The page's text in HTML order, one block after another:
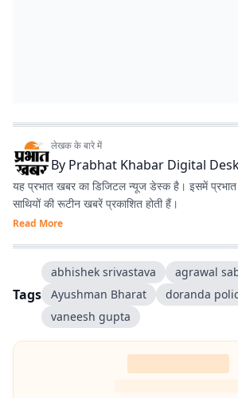
लेखक के बारे में
By Prabhat Khabar Digital
यह प्रभात खबर का डिजिटल न्यूज डेस्क है। इसमें
साथियों की रूटीन खबरें प्रकाशित होती हैं।
Read More
Tags
abhishek srivastava
agrawal
Ayushman Bharat
doranda
vaneesh gupta